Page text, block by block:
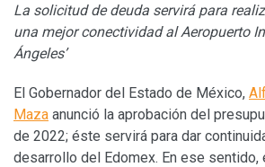
La solicitud de deuda servirá para
una mejor conectividad al Aeropuerto
Ángeles’
El Gobernador del Estado de México,
Maza anunció la aprobación del
de 2022; éste servirá para dar
desarrollo del Edomex. En ese sentido,